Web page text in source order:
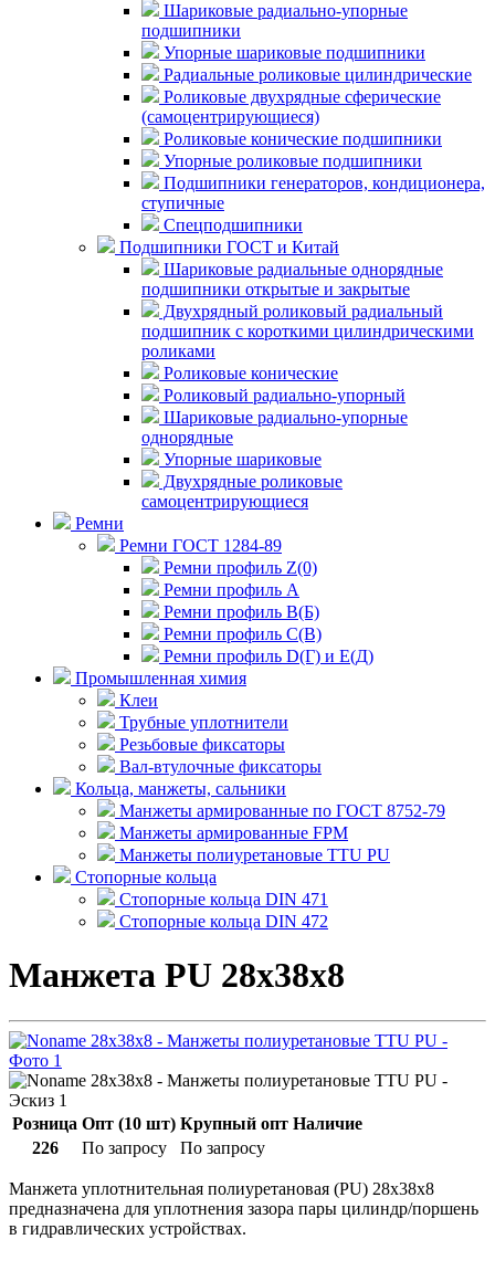
Шариковые радиально-упорные
подшипники
Упорные шариковые подшипники
Радиальные роликовые цилиндрические
Роликовые двухрядные сферические
(самоцентрирующиеся)
Роликовые конические подшипники
Упорные роликовые подшипники
Подшипники генераторов, кондиционера,
ступичные
Спецподшипники
Подшипники ГОСТ и Китай
Шариковые радиальные однорядные
подшипники открытые и закрытые
Двухрядный роликовый радиальный
подшипник с короткими цилиндрическими
роликами
Роликовые конические
Роликовый радиально-упорный
Шариковые радиально-упорные
однорядные
Упорные шариковые
Двухрядные роликовые
самоцентрирующиеся
Ремни
Ремни ГОСТ 1284-89
Ремни профиль Z(0)
Ремни профиль А
Ремни профиль В(Б)
Ремни профиль С(В)
Ремни профиль D(Г) и E(Д)
Промышленная химия
Клеи
Трубные уплотнители
Резьбовые фиксаторы
Вал-втулочные фиксаторы
Кольца, манжеты, сальники
Манжеты армированные по ГОСТ 8752-79
Манжеты армированные FPM
Манжеты полиуретановые TTU PU
Стопорные кольца
Стопорные кольца DIN 471
Стопорные кольца DIN 472
Манжета PU 28x38x8
Розница Опт (10 шт) Крупный опт Наличие
226
По запросу По запросу
Манжета уплотнительная полиуретановая (PU) 28x38x8
предназначена для уплотнения зазора пары цилиндр/поршень
в гидравлических устройствах.